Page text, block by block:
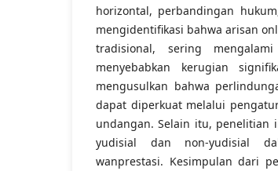
horizontal, perbandingan
mengidentifikasi bahwa arisan
tradisional, sering
menyebabkan kerugian
mengusulkan bahwa
dapat diperkuat melalui
undangan. Selain itu, penelitian
yudisial dan non-yudisial
wanprestasi. Kesimpulan dari